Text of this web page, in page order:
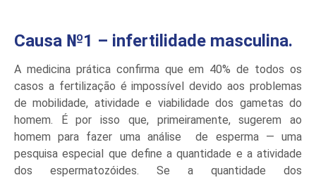
Causa №1 – infertilidade masculina.
A medicina prática confirma que em 40% de todos os
casos a fertilização é impossível devido aos problemas
de mobilidade, atividade e viabilidade dos gametas do
homem. É por isso que, primeiramente, sugerem ao
homem para fazer uma análise de esperma — uma
pesquisa especial que define a quantidade e a atividade
dos espermatozóides. Se a quantidade dos